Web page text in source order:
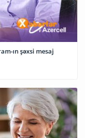
ın şəxsi mesaj